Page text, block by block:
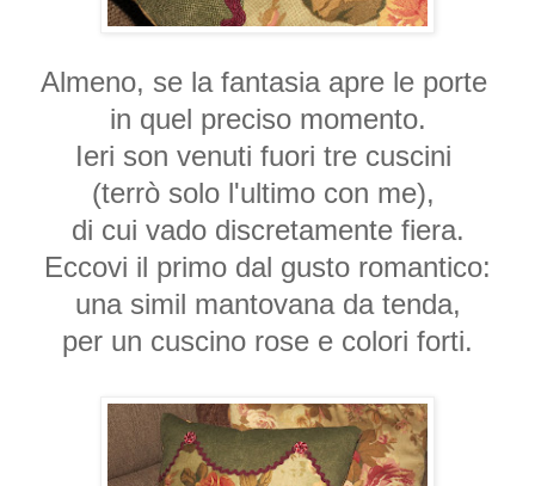
Almeno, se la fantasia apre le porte
in quel preciso momento.
Ieri son venuti fuori tre cuscini
(terrò solo l'ultimo con me),
di cui vado discretamente fiera.
Eccovi il primo dal gusto romantico:
una simil mantovana da tenda,
per un cuscino rose e colori forti.